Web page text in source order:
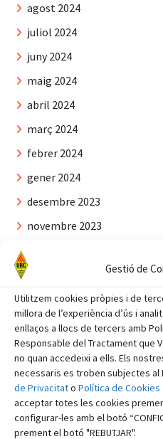
Gestió de
Utilitzem cookies pròpies i de
millora de l’experiència d’ús i
enllaços a llocs de tercers amb
Responsable del Tractament que
no quan accedeixi a ells. Els
necessaris es troben subjectes al
de Privacitato Política de Cookies
acceptar totes les cookies
configurar-les amb el botó
prement el botó "REBUTJAR".
agost 2024
juliol 2024
juny 2024
maig 2024
abril 2024
març 2024
febrer 2024
gener 2024
desembre 2023
novembre 2023
agost 2023
juliol 2023
juny 2023
maig 2023
abril 2023
març 2023